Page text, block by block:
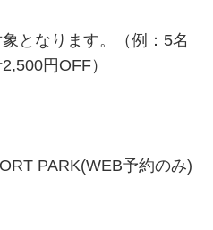
となります。（例：5名
円OFF）
PARK(WEB予約のみ)